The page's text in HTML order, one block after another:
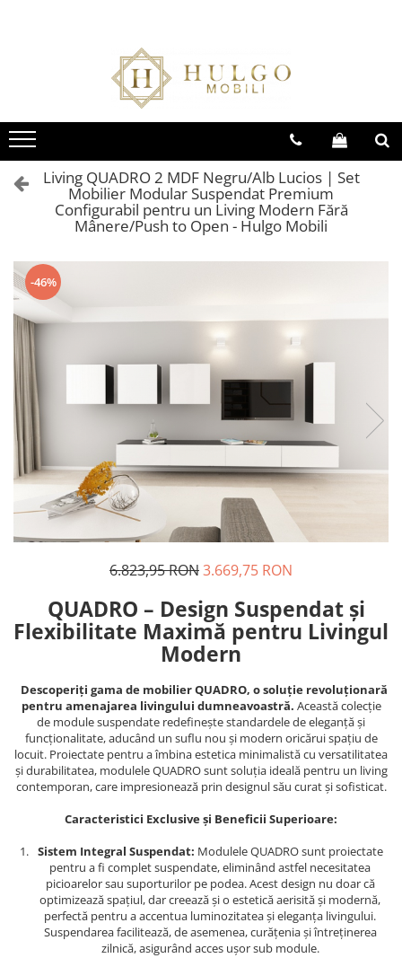
Bucatarie EVORA
Seturi Bucatarie Evora
Corpuri Evora
Bucatarie BLANCA
Seturi Bucatarie Blanca
Corpuri Blanca
Living QUADRO
Colectia QUADRO
Seturi Living QUADRO
Corpuri QUADRO
Seturi Baie Eos
Corpuri Baie Eos
Living QUADRO 2 MDF Negru/Alb Lucios | Set
Mobilier Modular Suspendat Premium
Configurabil pentru un Living Modern Fără
Mânere/Push to Open - Hulgo Mobili
-46%
6.823,95 RON3.669,75 RON
QUADRO – Design Suspendat și
Flexibilitate Maximă pentru Livingul
Modern
Descoperiți gama de mobilier QUADRO, o soluție revoluționară
pentru amenajarea livingului dumneavoastră. Această colecție
de module suspendate redefinește standardele de eleganță și
funcționalitate, aducând un suflu nou și modern oricărui spațiu de
locuit. Proiectate pentru a îmbina estetica minimalistă cu versatilitatea
și durabilitatea, modulele QUADRO sunt soluția ideală pentru un living
contemporan, care impresionează prin designul său curat și sofisticat.
Caracteristici Exclusive și Beneficii Superioare:
Sistem Integral Suspendat: Modulele QUADRO sunt proiectate
pentru a fi complet suspendate, eliminând astfel necesitatea
picioarelor sau suporturilor pe podea. Acest design nu doar că
optimizează spațiul, dar creează și o estetică aerisită și modernă,
perfectă pentru a accentua luminozitatea și eleganța livingului.
Suspendarea facilitează, de asemenea, curățenia și întreținerea
zilnică, asigurând acces ușor sub module.